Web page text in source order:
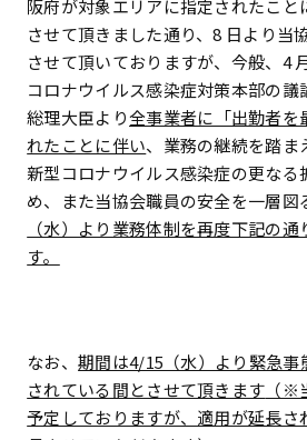
阪府が対象エリアに指定されたこと
させて頂きました通り、8 日より当
させて頂いておりますが、今般、4
コロナウイルス感染症対策本部の
総理大臣より全事業者に「出勤者を
れたことに伴い、業務の継続を踏ま
新型コロナウイルス感染症の更なる
め、また当協会職員の安全を一層図
（水）より業務体制を再度下記の
す。
なお、期間は4/15（水）より緊急事
されている間とさせて頂きます （※
予定しておりますが、適用が延長